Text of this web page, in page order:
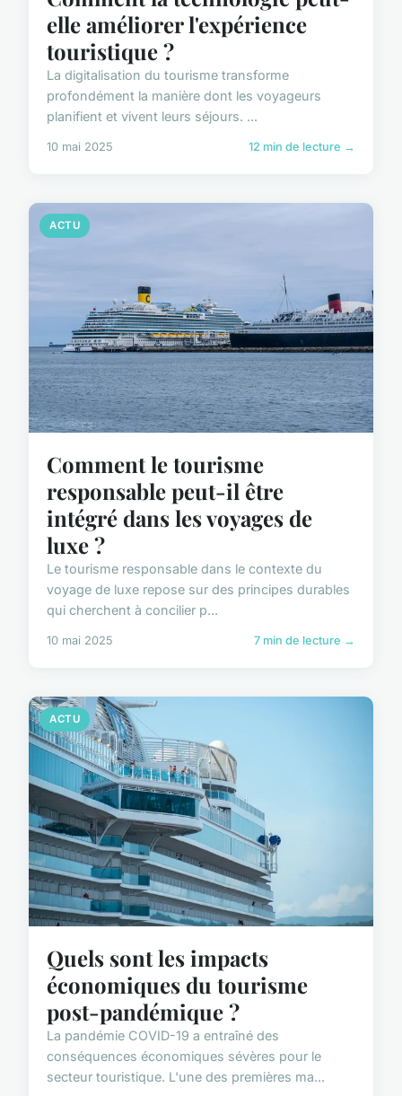
elle améliorer l'expérience
touristique ?
La digitalisation du tourisme transforme
profondément la manière dont les voyageurs
planifient et vivent leurs séjours. ...
10 mai 2025 12 min de lecture →
ACTU
Comment le tourisme
responsable peut-il être
intégré dans les voyages de
luxe ?
Le tourisme responsable dans le contexte du
voyage de luxe repose sur des principes durables
qui cherchent à concilier p...
10 mai 2025 7 min de lecture →
ACTU
Quels sont les impacts
économiques du tourisme
post-pandémique ?
La pandémie COVID-19 a entraîné des
conséquences économiques sévères pour le
secteur touristique. L'une des premières ma...